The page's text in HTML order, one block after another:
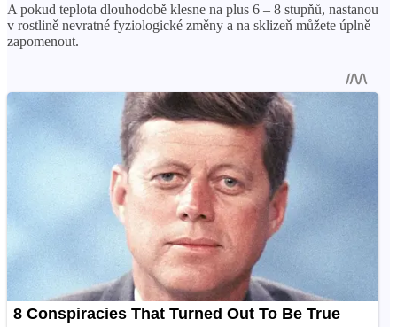
A pokud teplota dlouhodobě klesne na plus 6 – 8 stupňů, nastanou
v rostlině nevratné fyziologické změny a na sklizeň můžete úplně
zapomenout.